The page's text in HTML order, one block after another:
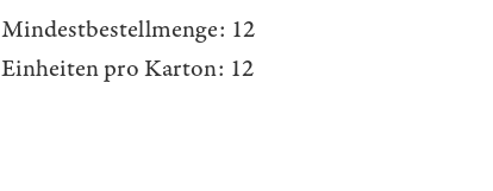
Mindestbestellmenge: 12
Einheiten pro Karton: 12